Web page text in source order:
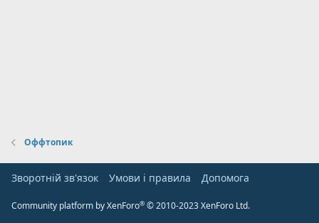
Оффтопик
Зворотній зв'язок Умови і правила Дoпoмoга
Community platform by XenForo® © 2010-2023 XenForo Ltd.